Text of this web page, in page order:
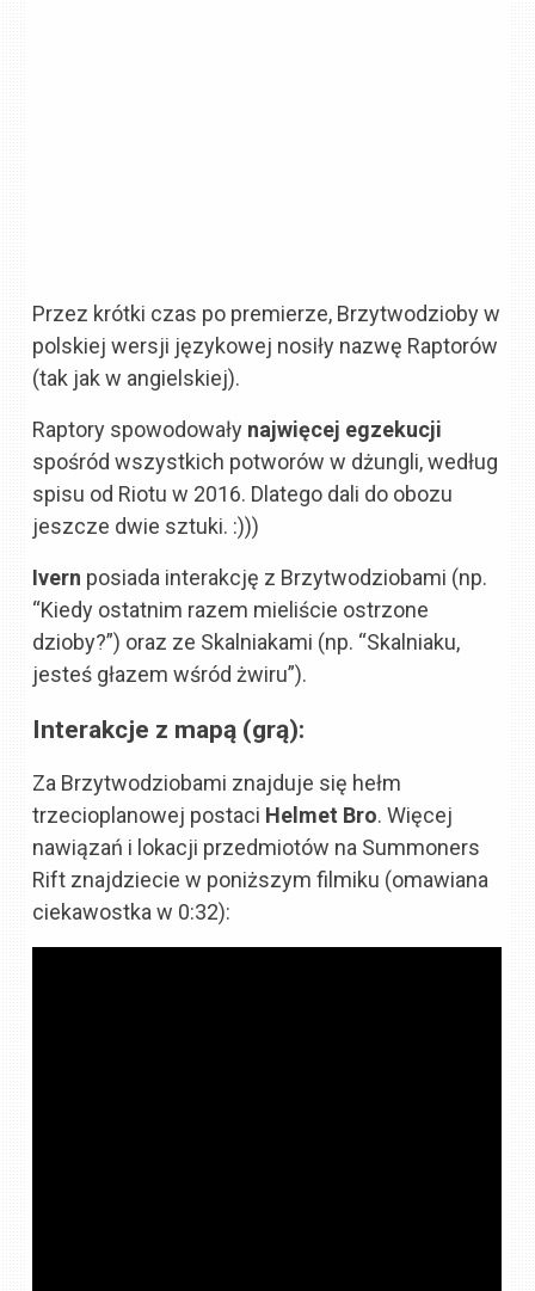
Przez krótki czas po premierze, Brzytwodzioby w
polskiej wersji językowej nosiły nazwę Raptorów
(tak jak w angielskiej).
Raptory spowodowały najwięcej egzekucji
spośród wszystkich potworów w dżungli, według
spisu od Riotu w 2016. Dlatego dali do obozu
jeszcze dwie sztuki. :)))
Ivern posiada interakcję z Brzytwodziobami (np.
“Kiedy ostatnim razem mieliście ostrzone
dzioby?”) oraz ze Skalniakami (np. “Skalniaku,
jesteś głazem wśród żwiru”).
Interakcje z mapą (grą):
Za Brzytwodziobami znajduje się hełm
trzecioplanowej postaci Helmet Bro. Więcej
nawiązań i lokacji przedmiotów na Summoners
Rift znajdziecie w poniższym filmiku (omawiana
ciekawostka w 0:32):